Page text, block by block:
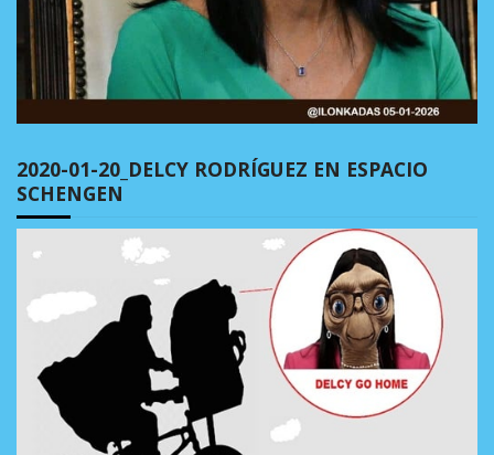
2020-01-20_DELCY RODRÍGUEZ EN ESPACIO
SCHENGEN